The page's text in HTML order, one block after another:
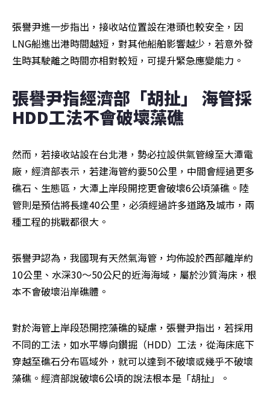
張譽尹進一步指出，接收站位置設在港頭也較安全，因
LNG船進出港時間越短，對其他船舶影響越少，若意外發
生時其駛離之時間亦相對較短，可提升緊急應變能力。
張譽尹指經濟部「胡扯」 海管採
HDD工法不會破壞藻礁
然而，若接收站設在台北港，勢必拉設供氣管線至大潭電
廠，經濟部表示，若建海管約要50公里，中間會經過更多
礁石、生態區，大潭上岸段開挖更會破壞6公頃藻礁。陸
管則是預估將長達40公里，必須經過許多道路及城市，兩
種工程的挑戰都很大。
張譽尹認為，我國現有天然氣海管，均佈設於西部離岸約
10公里、水深30～50公尺的近海海域，屬於沙質海床，根
本不會破壞沿岸礁體。
對於海管上岸段恐開挖藻礁的疑慮，張譽尹指出，若採用
不同的工法，如水平導向鑽掘（HDD）工法，從海床底下
穿越至礁石分布區域外，就可以達到不破壞或幾乎不破壞
藻礁。經濟部說破壞6公頃的說法根本是「胡扯」。